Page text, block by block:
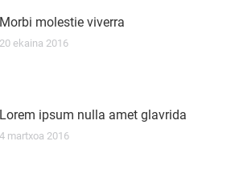
Morbi molestie viverra
20 ekaina 2016
Lorem ipsum nulla amet glavrida
4 martxoa 2016